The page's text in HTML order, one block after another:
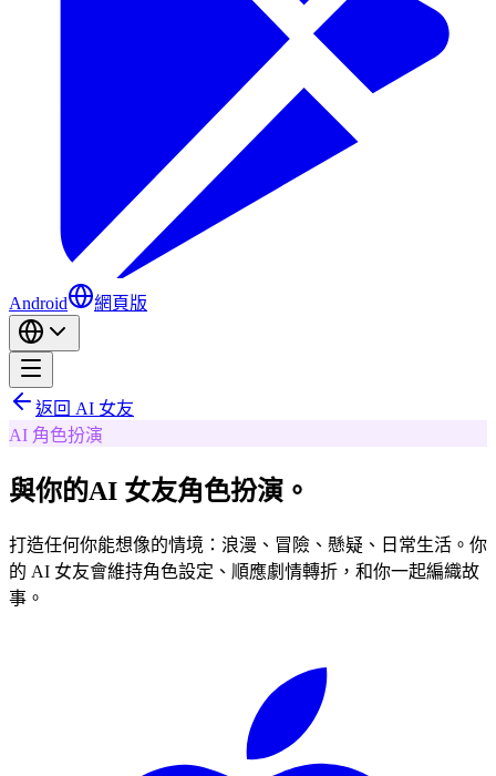
Android 網頁版
返回 AI 女友
AI 角色扮演
與你的AI 女友角色扮演。
打造任何你能想像的情境：浪漫、冒險、懸疑、日常生活。你
的 AI 女友會維持角色設定、順應劇情轉折，和你一起編織故
事。